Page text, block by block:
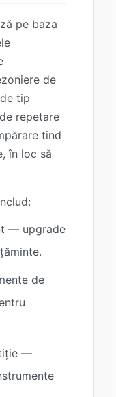
pe baza
de
tip
repetare
tind
în loc să
— upgrade
de
—